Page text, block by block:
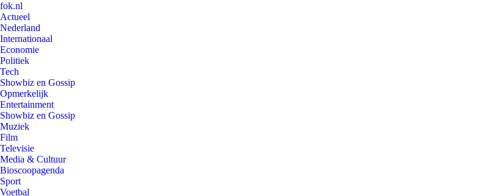
fok.nl
Actueel
Nederland
Internationaal
Economie
Politiek
Tech
Showbiz en Gossip
Opmerkelijk
Entertainment
Showbiz en Gossip
Muziek
Film
Televisie
Media & Cultuur
Bioscoopagenda
Sport
Voetbal